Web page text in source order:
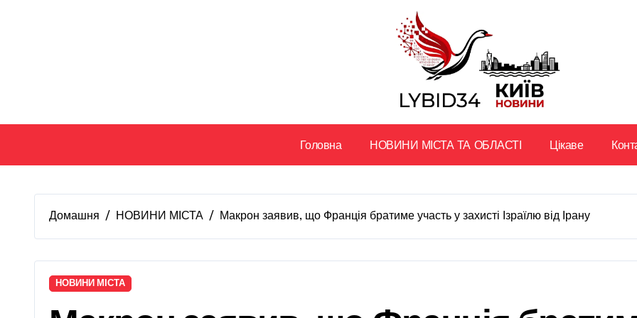
Головна НОВИНИ МІСТА ТА ОБЛАСТІ Цікаве
Домашня НОВИНИ МІСТА Макрон заявив, що Франція братиме участь у захисті Ізраїлю від Ірану
НОВИНИ МІСТА